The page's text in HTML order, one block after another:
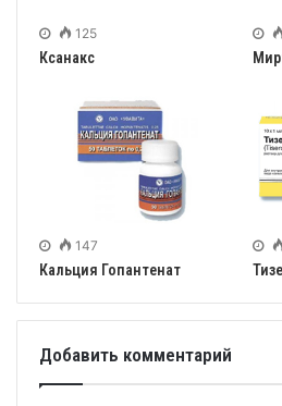
125
Ксанакс
147
Кальция Гопантенат
Добавить комментарий